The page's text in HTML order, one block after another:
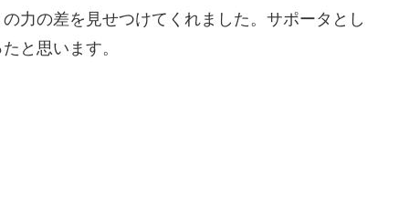
力の差を見せつけてくれました。サポータとし
と思います。